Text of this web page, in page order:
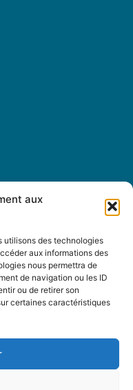
aux
utilisons des technologies
aux informations des
nous permettra de
de navigation ou les ID
ou de retirer son
certaines caractéristiques